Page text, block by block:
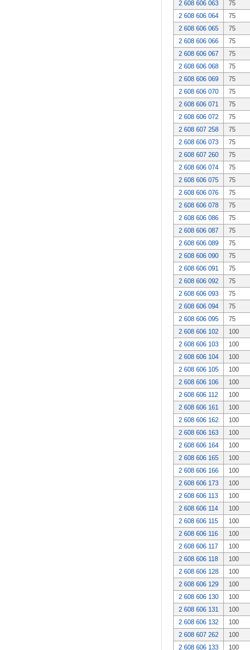
2 608 606 063
75
2 608 606 064
75
2 608 606 065
75
2 608 606 066
75
2 608 606 067
75
2 608 606 068
75
2 608 606 069
75
2 608 606 070
75
2 608 606 071
75
2 608 606 072
75
2 608 607 258
75
2 608 606 073
75
2 608 607 260
75
2 608 606 074
75
2 608 606 075
75
2 608 606 076
75
2 608 606 078
75
2 608 606 086
75
2 608 606 087
75
2 608 606 089
75
2 608 606 090
75
2 608 606 091
75
2 608 606 092
75
2 608 606 093
75
2 608 606 094
75
2 608 606 095
75
2 608 606 102
100
2 608 606 103
100
2 608 606 104
100
2 608 606 105
100
2 608 606 106
100
2 608 606 112
100
2 608 606 161
100
2 608 606 162
100
2 608 606 163
100
2 608 606 164
100
2 608 606 165
100
2 608 606 166
100
2 608 606 173
100
2 608 606 113
100
2 608 606 114
100
2 608 606 115
100
2 608 606 116
100
2 608 606 117
100
2 608 606 118
100
2 608 606 128
100
2 608 606 129
100
2 608 606 130
100
2 608 606 131
100
2 608 606 132
100
2 608 607 262
100
2 608 606 133
100